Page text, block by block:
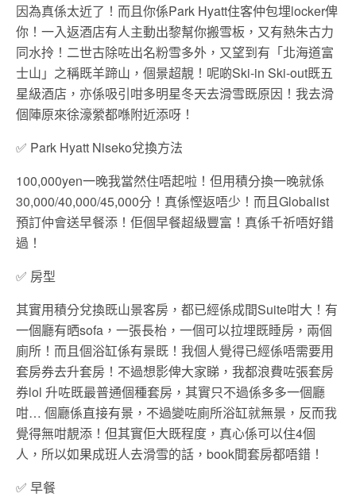
因為真係太近了！而且你係Park Hyatt住客仲包埋locker俾
你！一入返酒店有人主動出黎幫你搬雪板，又有熱朱古力
同水拎！二世古除咗出名粉雪多外，又望到有「北海道富
士山」之稱既羊蹄山，個景超靚！呢啲Ski-in Ski-out既五
星級酒店，亦係吸引咁多明星冬天去滑雪既原因！我去滑
個陣原來徐濠縈都喺附近添呀！
✅ Park Hyatt Niseko兌換方法
100,000yen一晚我當然住唔起啦！但用積分換一晚就係
30,000/40,000/45,000分！真係慳返唔少！而且Globalist
預訂仲會送早餐添！佢個早餐超級豐富！真係千祈唔好錯
過！
✅ 房型
其實用積分兌換既山景客房，都已經係成間Suite咁大！有
一個廳有晒sofa，一張長枱，一個可以拉埋既睡房，兩個
廁所！而且個浴缸係有景既！我個人覺得已經係唔需要用
套房券去升套房！不過想影俾大家睇，我都浪費咗張套房
券lol 升咗既最普通個種套房，其實只不過係多多一個廳
咁… 個廳係直接有景，不過變咗廁所浴缸就無景，反而我
覺得無咁靚添！但其實佢大既程度，真心係可以住4個
人，所以如果成班人去滑雪的話，book間套房都唔錯！
✅ 早餐